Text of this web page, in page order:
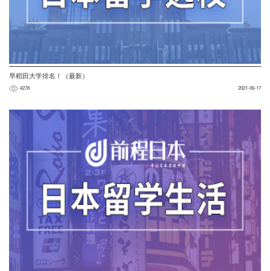
早稻田大学排名！（最新）
4278 2021-06-17